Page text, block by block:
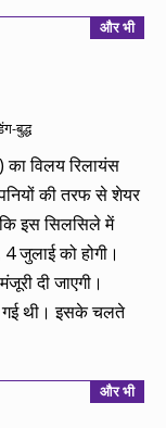
और भी
बुद्ध
विलय रिलायंस
की तरफ से शेयर
कि इस सिलसिले में
जुलाई को होगी।
दी जाएगी।
गई थी। इसके चलते
और भी